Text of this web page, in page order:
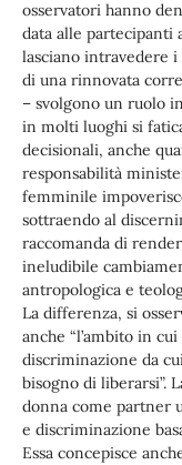
osservatori hanno
data alle partecipanti
lasciano intravedere
di una rinnovata
– svolgono un ruolo
in molti luoghi si
decisionali, anche
responsabilità
femminile
sottraendo al
raccomanda di
ineludibile
antropologica e
La differenza, si
anche “l’ambito in
discriminazione da
bisogno di liberarsi”.
donna come partner
e discriminazione
Essa concepisce